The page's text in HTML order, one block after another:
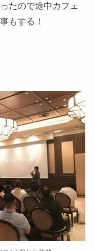
たので途中カフェ
もする！